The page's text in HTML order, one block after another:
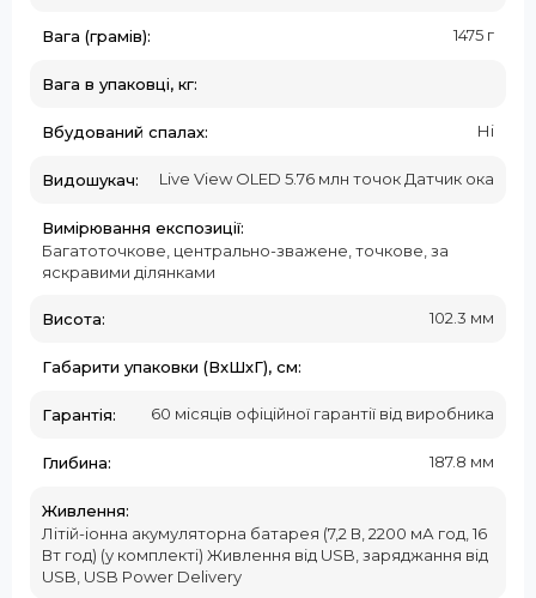
Вага (грамів): 1475 г
Вага в упаковці, кг:
Вбудований спалах: Ні
Видошукач: Live View OLED 5.76 млн точок Датчик ока
Вимірювання експозиції:
Багатоточкове, центрально-зважене, точкове, за
яскравими ділянками
Висота: 102.3 мм
Габарити упаковки (ВxШхГ), см:
Гарантія: 60 місяців офіційної гарантії від виробника
Глибина: 187.8 мм
Живлення:
Літій-іонна акумуляторна батарея (7,2 В, 2200 мА год, 16
Вт год) (у комплекті) Живлення від USB, заряджання від
USB, USB Power Delivery